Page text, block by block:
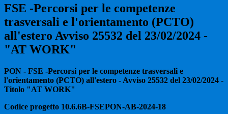
FSE -Percorsi per le competenze
trasversali e l'orientamento (PCTO)
all'estero Avviso 25532 del 23/02/2024 -
"AT WORK"
PON - FSE -Percorsi per le competenze trasversali e
l'orientamento (PCTO) all'estero - Avviso 25532 del 23/02/2024 -
Titolo "AT WORK"
Codice progetto 10.6.6B-FSEPON-AB-2024-18